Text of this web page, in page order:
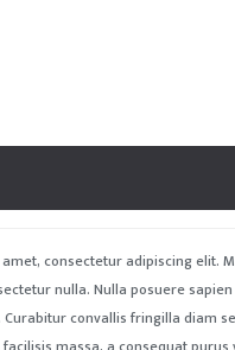
consectetur adipiscing elit.
nulla. Nulla posuere
convallis fringilla diam